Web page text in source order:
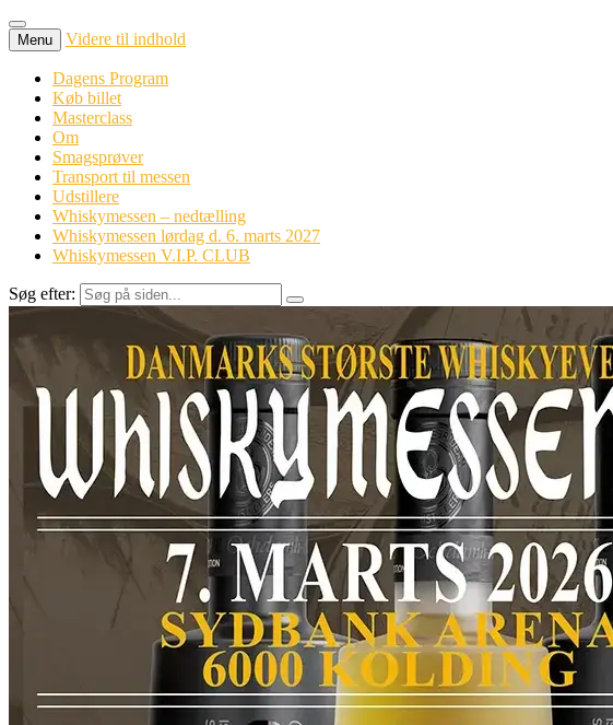
Menu Videre til indhold
Dagens Program
Køb billet
Masterclass
Om
Smagsprøver
Transport til messen
Udstillere
Whiskymessen – nedtælling
Whiskymessen lørdag d. 6. marts 2027
Whiskymessen V.I.P. CLUB
Søg efter: